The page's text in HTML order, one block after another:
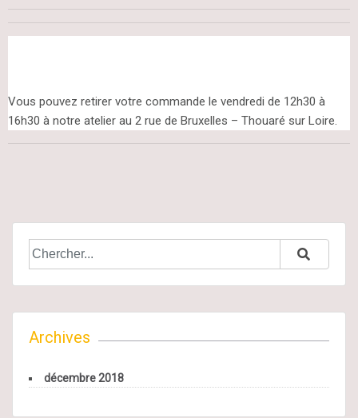
Vous pouvez retirer votre commande le vendredi de 12h30 à
16h30 à notre atelier au 2 rue de Bruxelles – Thouaré sur Loire.
SEARCH
FOR:
Archives
décembre 2018